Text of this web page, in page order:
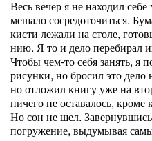
Весь вечер я не находил
мешало сосредоточиться.
кисти лежали на столе,
нию. Я то и дело перебирал
Чтобы чем-то себя занять, я
рисунки, но бросил это дело
но отложил книгу уже на
ничего не оставалось, кроме
Но сон не шел. Завернувшись
погружение, выдумывая